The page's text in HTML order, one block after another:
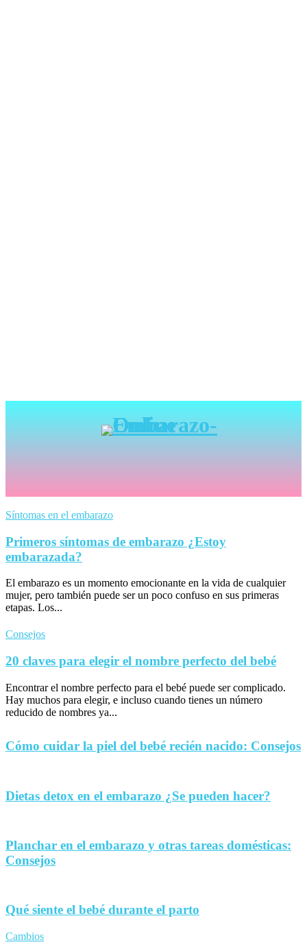
Síntomas en el embarazo
Primeros síntomas de embarazo ¿Estoy
embarazada?
El embarazo es un momento emocionante en la vida de cualquier
mujer, pero también puede ser un poco confuso en sus primeras
etapas. Los...
Consejos
20 claves para elegir el nombre perfecto del bebé
Encontrar el nombre perfecto para el bebé puede ser complicado.
Hay muchos para elegir, e incluso cuando tienes un número
reducido de nombres ya...
Cómo cuidar la piel del bebé recién nacido: Consejos
Dietas detox en el embarazo ¿Se pueden hacer?
Planchar en el embarazo y otras tareas domésticas:
Consejos
Qué siente el bebé durante el parto
Cambios